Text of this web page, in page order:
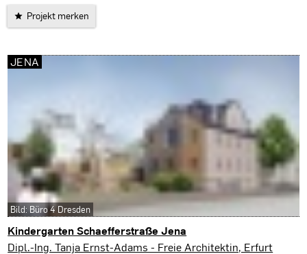
Projekt merken
Kindergarten Schaefferstraße Jena
Jena
Dipl.-Ing. Tanja Ernst-Adams - Freie Architektin, Erfurt
JENA
Bild: Büro 4 Dresden